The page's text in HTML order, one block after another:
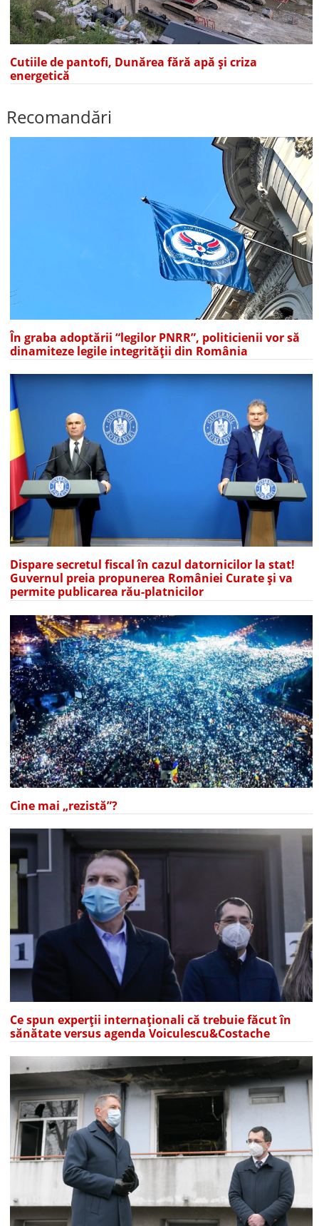
Cutiile de pantofi, Dunărea fără apă și criza
energetică
Recomandări
În graba adoptării “legilor PNRR”, politicienii vor să
dinamiteze legile integrității din România
Dispare secretul fiscal în cazul datornicilor la stat!
Guvernul preia propunerea României Curate și va
permite publicarea rău-platnicilor
Cine mai „rezistă”?
Ce spun experții internaționali că trebuie făcut în
sănătate versus agenda Voiculescu&Costache